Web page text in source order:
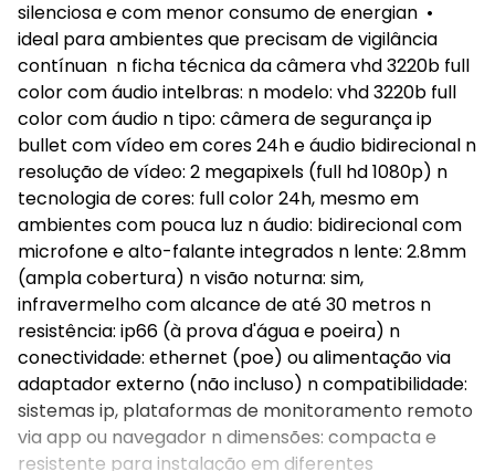
silenciosa e com menor consumo de energian •
ideal para ambientes que precisam de vigilância
contínuan n ficha técnica da câmera vhd 3220b full
color com áudio intelbras: n modelo: vhd 3220b full
color com áudio n tipo: câmera de segurança ip
bullet com vídeo em cores 24h e áudio bidirecional n
resolução de vídeo: 2 megapixels (full hd 1080p) n
tecnologia de cores: full color 24h, mesmo em
ambientes com pouca luz n áudio: bidirecional com
microfone e alto-falante integrados n lente: 2.8mm
(ampla cobertura) n visão noturna: sim,
infravermelho com alcance de até 30 metros n
resistência: ip66 (à prova d'água e poeira) n
conectividade: ethernet (poe) ou alimentação via
adaptador externo (não incluso) n compatibilidade:
sistemas ip, plataformas de monitoramento remoto
via app ou navegador n dimensões: compacta e
resistente para instalação em diferentes